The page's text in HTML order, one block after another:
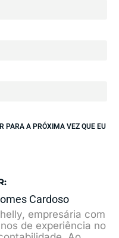
PARA A PRÓXIMA VEZ QUE EU
Cardoso
empresária com
de experiência no